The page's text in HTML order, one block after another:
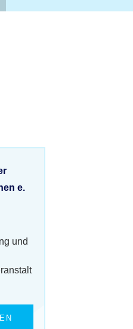
e.
und